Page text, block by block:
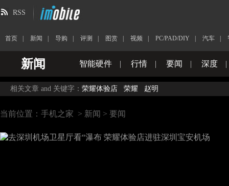
RSS
首页 新闻 导购 评测 图赏 视频 PC/PAD/DIY 汽车
新闻 智能硬件 | 行情 | 要闻 | 深度 |
相关文章 and 关键字： 荣耀体验店 荣耀 赵明
当前位置： 手机之家 > 新闻 > 要闻